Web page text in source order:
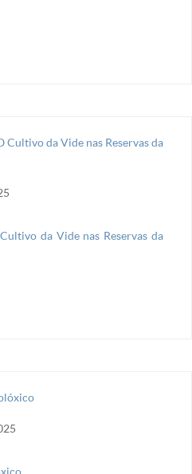
da Vide nas Reservas da